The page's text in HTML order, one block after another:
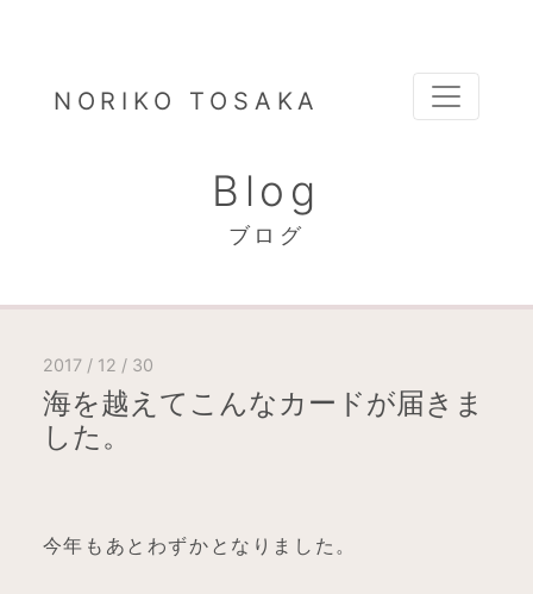
NORIKO TOSAKA
Blog
ブログ
2017 / 12 / 30
海を越えてこんなカードが届きま
した。
今年もあとわずかとなりました。